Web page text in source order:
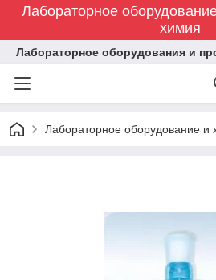
Лабораторное
химия
Лабораторное оборудования и
Лабораторное оборудование и